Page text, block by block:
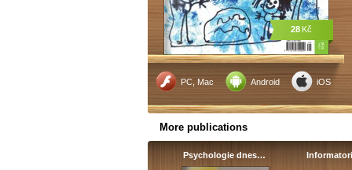
PC, Mac Android iOS
28 Kč
More publications
Psychologie dnes…